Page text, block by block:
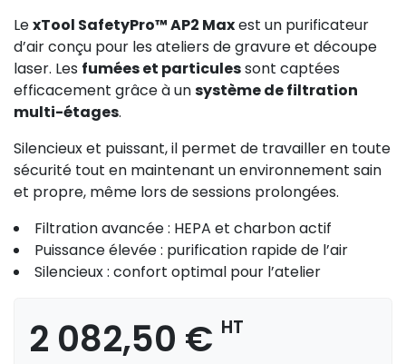
LexTool SafetyPro™ AP2 Maxest un purificateur
d’air conçu pour les ateliers de gravure et découpe
laser. Les fumées et particulessont captées
efficacement grâce à unsystème de filtration
multi-étages.
Silencieux et puissant, il permet de travailler en toute
sécurité tout en maintenant un environnement sain
et propre, même lors de sessions prolongées.
Filtration avancée : HEPA et charbon actif
Puissance élevée : purification rapide de l’air
Silencieux : confort optimal pour l’atelier
2 082,50 € HT